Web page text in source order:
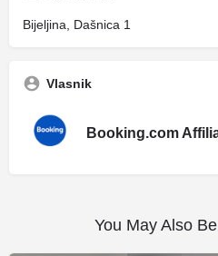
Bijeljina, Dašnica 1
Vlasnik
Booking.com
You May Also